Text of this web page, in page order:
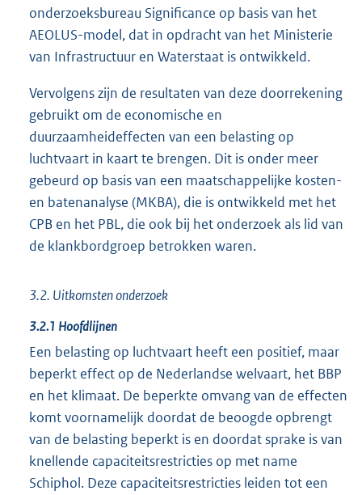
onderzoeksbureau Significance op basis van het
AEOLUS-model, dat in opdracht van het Ministerie
van Infrastructuur en Waterstaat is ontwikkeld.
Vervolgens zijn de resultaten van deze doorrekening
gebruikt om de economische en
duurzaamheideffecten van een belasting op
luchtvaart in kaart te brengen. Dit is onder meer
gebeurd op basis van een maatschappelijke kosten-
en batenanalyse (MKBA), die is ontwikkeld met het
CPB en het PBL, die ook bij het onderzoek als lid van
de klankbordgroep betrokken waren.
3.2. Uitkomsten onderzoek
3.2.1 Hoofdlijnen
Een belasting op luchtvaart heeft een positief, maar
beperkt effect op de Nederlandse welvaart, het BBP
en het klimaat. De beperkte omvang van de effecten
komt voornamelijk doordat de beoogde opbrengt
van de belasting beperkt is en doordat sprake is van
knellende capaciteitsrestricties op met name
Schiphol. Deze capaciteitsrestricties leiden tot een